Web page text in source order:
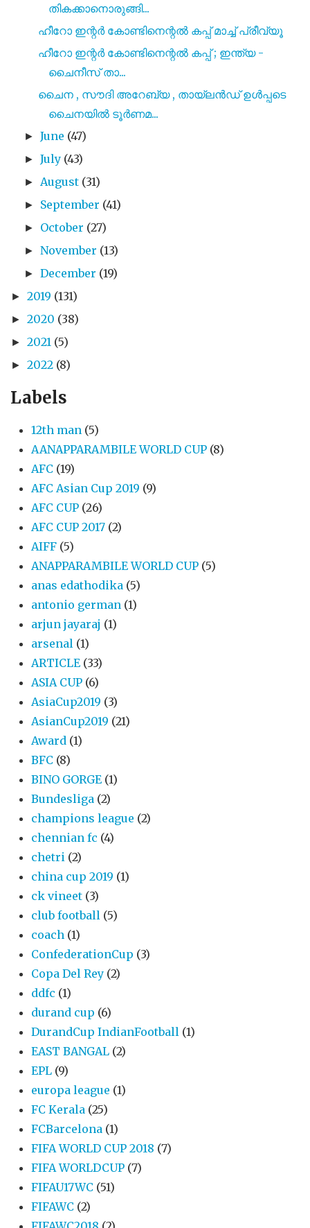
തികക്കാനൊരുങ്ങി...
ഹീറോ ഇന്റർ കോണ്ടിനെന്റൽ കപ്പ് മാച്ച് പ്രീവ്യൂ
ഹീറോ ഇന്റർ കോണ്ടിനെന്റൽ കപ്പ് ; ഇന്ത്യ -
ചൈനീസ് താ...
ചൈന , സൗദി അറേബ്യ , തായ്‌ലൻഡ് ഉൾപ്പടെ
ചൈനയിൽ ടൂർണമ...
►June (47)
►July (43)
► August (31)
► September (41)
► October (27)
►November (13)
►December (19)
► 2019 (131)
► 2020 (38)
► 2021 (5)
► 2022 (8)
Labels
12th man (5)
AANAPPARAMBILE WORLD CUP (8)
AFC (19)
AFC Asian Cup 2019 (9)
AFC CUP (26)
AFC CUP 2017 (2)
AIFF (5)
ANAPPARAMBILE WORLD CUP (5)
anas edathodika (5)
antonio german (1)
arjun jayaraj (1)
arsenal (1)
ARTICLE (33)
ASIA CUP (6)
AsiaCup2019 (3)
AsianCup2019 (21)
Award (1)
BFC (8)
BINO GORGE (1)
Bundesliga (2)
champions league (2)
chennian fc (4)
chetri (2)
china cup 2019 (1)
ck vineet (3)
club football (5)
coach (1)
ConfederationCup (3)
Copa Del Rey (2)
ddfc (1)
durand cup (6)
DurandCup IndianFootball (1)
EAST BANGAL (2)
EPL (9)
europa league (1)
FC Kerala (25)
FCBarcelona (1)
FIFA WORLD CUP 2018 (7)
FIFA WORLDCUP (7)
FIFAU17WC (51)
FIFAWC (2)